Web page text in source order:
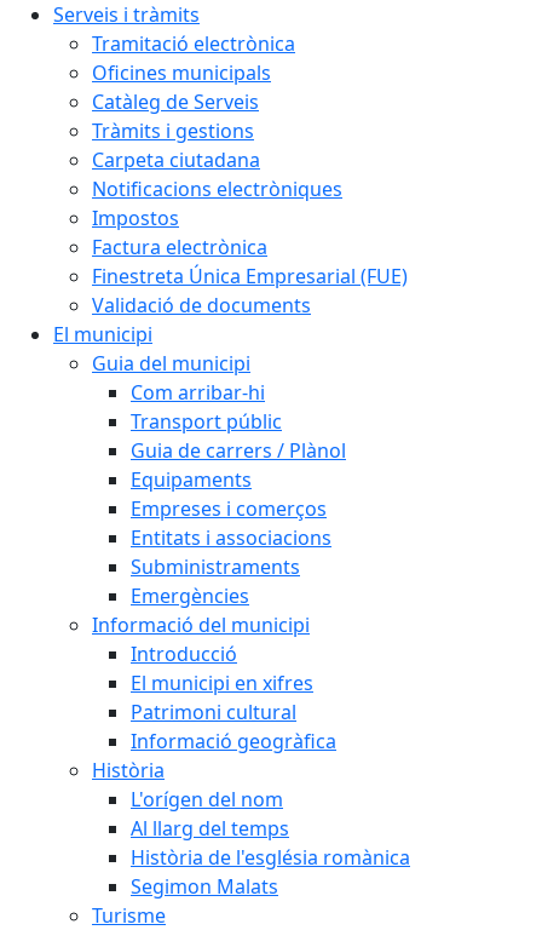
Serveis i tràmits
Tramitació electrònica
Oficines municipals
Catàleg de Serveis
Tràmits i gestions
Carpeta ciutadana
Notificacions electròniques
Impostos
Factura electrònica
Finestreta Única Empresarial (FUE)
Validació de documents
El municipi
Guia del municipi
Com arribar-hi
Transport públic
Guia de carrers / Plànol
Equipaments
Empreses i comerços
Entitats i associacions
Subministraments
Emergències
Informació del municipi
Introducció
El municipi en xifres
Patrimoni cultural
Informació geogràfica
Història
L'orígen del nom
Al llarg del temps
Història de l'església romànica
Segimon Malats
Turisme